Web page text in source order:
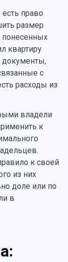
право
размер
понесенных
квартиру
документы,
с
расходы из
владели
к
к своей
из них
доле или по
в